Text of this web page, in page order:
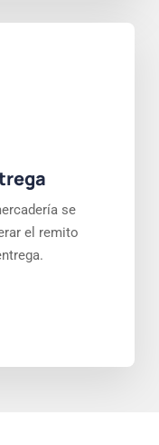
se
el remito